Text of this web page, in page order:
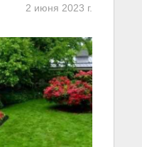
2 июня 2023 г.